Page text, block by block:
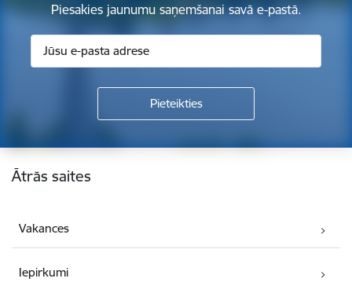
Piesakies jaunumu saņemšanai savā e-pastā.
Kājene
Ātrās saites
Vakances
Iepirkumi